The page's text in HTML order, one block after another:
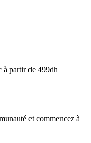
à partir de 499dh
et commencez à